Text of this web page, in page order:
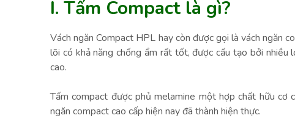
I. Tấm Compact là gì?
Vách ngăn Compact HPL hay còn được gọi là vách ngăn
lõi có khả năng chống ẩm rất tốt, được cấu tạo bởi
cao.
Tấm compact được phủ melamine một hợp chất hữu
ngăn compact cao cấp hiện nay đã thành hiện thực.